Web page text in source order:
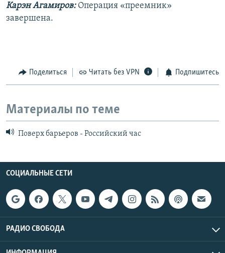
Карэн Агамиров: Операция «преемник»
завершена.
Поделиться Читать без VPN Подпишитесь
Материалы по теме
Поверх барьеров - Российский час
СОЦИАЛЬНЫЕ СЕТИ
РАДИО СВОБОДА